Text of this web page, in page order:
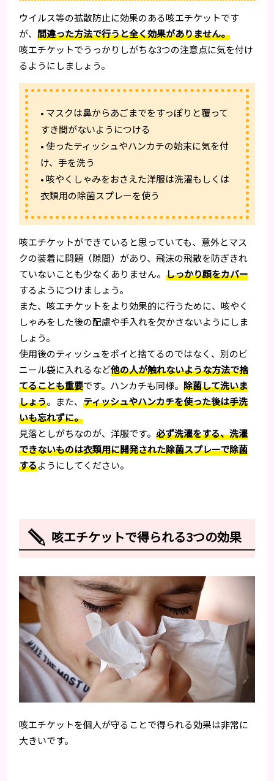
ウイルス等の拡散防止に効果のある咳エチケットです
が、間違った方法で行うと全く効果がありません。
咳エチケットでうっかりしがちな3つの注意点に気を付け
るようにしましょう。
• マスクは鼻からあごまでをすっぽりと覆って
すき間がないようにつける
• 使ったティッシュやハンカチの始末に気を付
け、手を洗う
• 咳やくしゃみをおさえた洋服は洗濯もしくは
衣類用の除菌スプレーを使う
咳エチケットができていると思っていても、意外とマス
クの装着に問題（隙間）があり、飛沫の飛散を防ぎきれ
ていないことも少なくありません。しっかり顔をカバー
するようにつけましょう。
また、咳エチケットをより効果的に行うために、咳やく
しゃみをした後の配慮や手入れを欠かさないようにしま
しょう。
使用後のティッシュをポイと捨てるのではなく、別のビ
ニール袋に入れるなど他の人が触れないような方法で捨
てることも重要です。ハンカチも同様。除菌して洗いま
しょう。また、ティッシュやハンカチを使った後は手洗
いも忘れずに。
見落としがちなのが、洋服です。必ず洗濯をする、洗濯
できないものは衣類用に開発された除菌スプレーで除菌
するようにしてください。
咳エチケットで得られる3つの効果
咳エチケットを個人が守ることで得られる効果は非常に
大きいです。